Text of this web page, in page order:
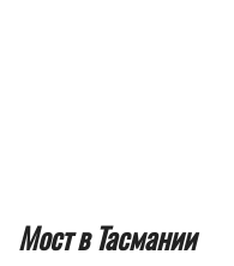
Мост в Тасмании